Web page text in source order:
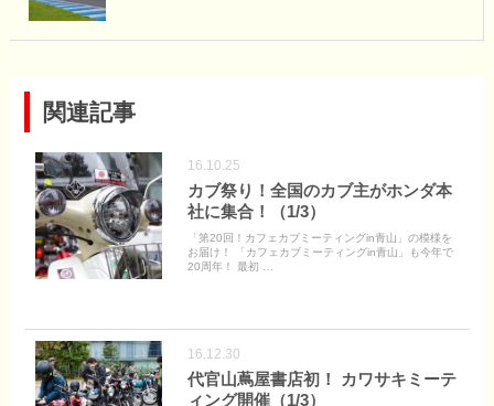
関連記事
16.10.25
カブ祭り！全国のカブ主がホンダ本
社に集合！（1/3）
「第20回！カフェカブミーティングin青山」の模様を
お届け！ 「カフェカブミーティングin青山」も今年で
20周年！ 最初 …
16.12.30
代官山蔦屋書店初！ カワサキミーテ
ィング開催（1/3）